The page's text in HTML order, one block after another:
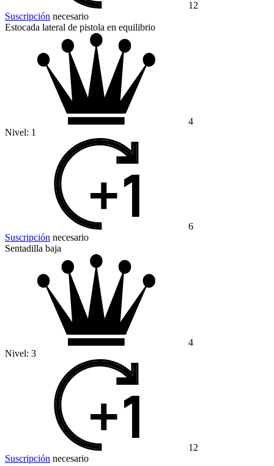
12
Suscripción necesario
Estocada lateral de pistola en equilibrio
4
Nivel: 1
6
Suscripción necesario
Sentadilla baja
4
Nivel: 3
12
Suscripción necesario